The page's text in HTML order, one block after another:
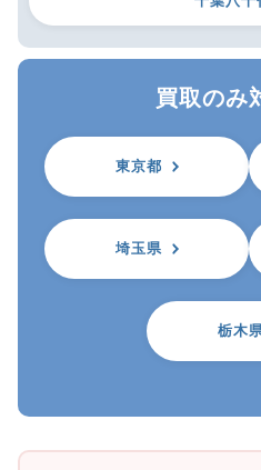
買取のみ
東京都
埼玉県
栃木